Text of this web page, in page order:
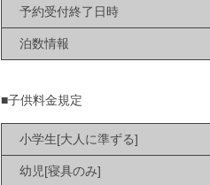
予約受付終了日時
泊数情報
■子供料金規定
小学生[大人に準ずる]
幼児[寝具のみ]